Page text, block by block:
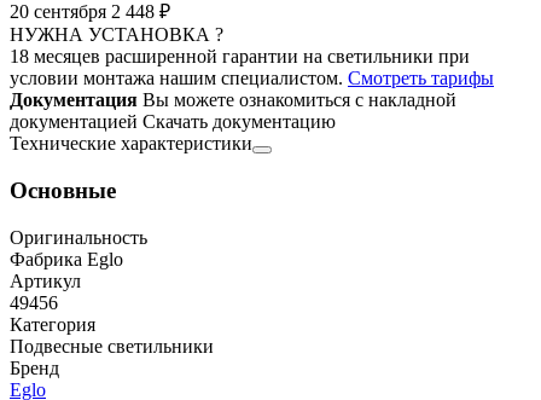
20 сентября 2 448 ₽
НУЖНА УСТАНОВКА ?
18 месяцев расширенной гарантии на светильники при
условии монтажа нашим специалистом. Смотреть тарифы
Документация Вы можете ознакомиться с накладной
документацией Скачать документацию
Технические характеристики
Основные
Оригинальность
Фабрика Eglo
Артикул
49456
Категория
Подвесные светильники
Бренд
Eglo